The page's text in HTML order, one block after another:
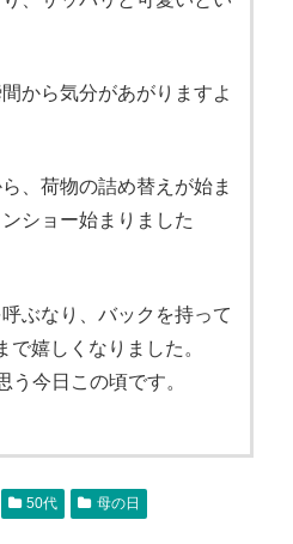
から気分があがりますよ
、荷物の詰め替えが始ま
ショー始まりました
ぶなり、バックを持って
で嬉しくなりました。
う今日この頃です。
50代 母の日